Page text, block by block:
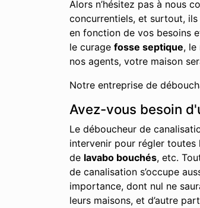
Alors n’hésitez pas à nous
concurrentiels, et surtout,
en fonction de vos besoins
le curage fosse septique, le
nos agents, votre maison
Notre entreprise de
Avez-vous besoin
Le déboucheur de
intervenir pour régler toutes
de lavabo bouchés, etc.
de canalisation s’occupe
importance, dont nul ne
leurs maisons, et d’autre